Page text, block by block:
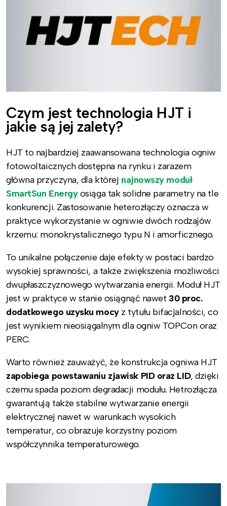
Czym jest technologia HJT i
jakie są jej zalety?
HJT to najbardziej zaawansowana technologia ogniw
fotowoltaicznych dostępna na rynku i zarazem
główna przyczyna, dla której najnowszy moduł
SmartSun Energyosiąga tak solidne parametry na tle
konkurencji. Zastosowanie heterozłączy oznacza w
praktyce wykorzystanie w ogniwie dwóch rodzajów
krzemu: monokrystalicznego typu N i amorficznego.
To unikalne połączenie daje efekty w postaci bardzo
wysokiej sprawności, a także zwiększenia możliwości
dwupłaszczyznowego wytwarzania energii. Moduł HJT
jest w praktyce w stanie osiągnąć nawet 30 proc.
dodatkowego uzysku mocyz tytułu bifacjalności, co
jest wynikiem nieosiągalnym dla ogniw TOPCon oraz
PERC.
Warto również zauważyć, że konstrukcja ogniwa HJT
zapobiega powstawaniu zjawisk PID oraz LID, dzięki
czemu spada poziom degradacji modułu. Hetrozłącza
gwarantują także stabilne wytwarzanie energii
elektrycznej nawet w warunkach wysokich
temperatur, co obrazuje korzystny poziom
współczynnika temperaturowego.